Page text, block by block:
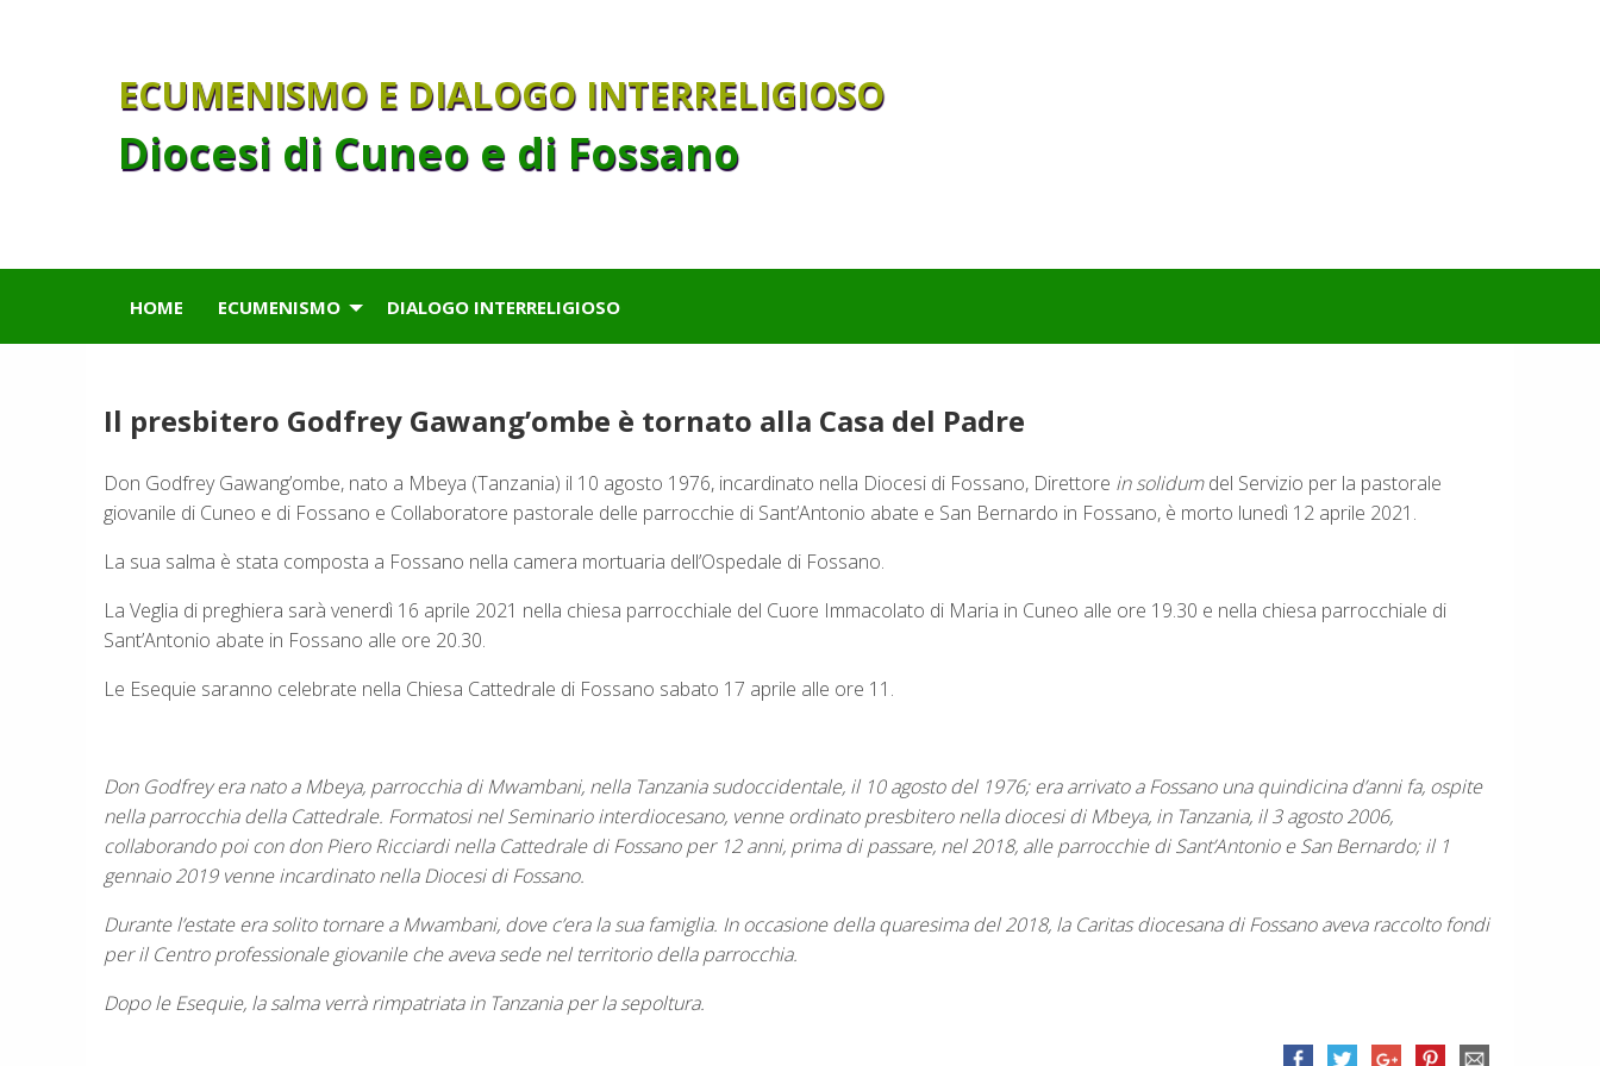
ECUMENISMO E DIALOGO INTERRELIGIOSO
Diocesi di Cuneo e di Fossano
HOME ECUMENISMO DIALOGO INTERRELIGIOSO
Il presbitero Godfrey Gawang’ombe è tornato alla Casa del Padre
Don Godfrey Gawang’ombe, nato a Mbeya (Tanzania) il 10 agosto 1976, incardinato nella Diocesi di Fossano, Direttore in solidumdel Servizio per la pastorale
giovanile di Cuneo e di Fossano e Collaboratore pastorale delle parrocchie di Sant’Antonio abate e San Bernardo in Fossano, è morto lunedì 12 aprile 2021.
La sua salma è stata composta a Fossano nella camera mortuaria dell’Ospedale di Fossano.
La Veglia di preghiera sarà venerdì 16 aprile 2021 nella chiesa parrocchiale del Cuore Immacolato di Maria in Cuneo alle ore 19.30 e nella chiesa parrocchiale di
Sant’Antonio abate in Fossano alle ore 20.30.
Le Esequie saranno celebrate nella Chiesa Cattedrale di Fossano sabato 17 aprile alle ore 11.
Don Godfrey era nato a Mbeya, parrocchia di Mwambani, nella Tanzania sudoccidentale, il 10 agosto del 1976; era arrivato a Fossano una quindicina d’anni fa, ospite
nella parrocchia della Cattedrale. Formatosi nel Seminario interdiocesano, venne ordinato presbitero nella diocesi di Mbeya, in Tanzania, il 3 agosto 2006,
collaborando poi con don Piero Ricciardi nella Cattedrale di Fossano per 12 anni, prima di passare, nel 2018, alle parrocchie di Sant’Antonio e San Bernardo; il 1
gennaio 2019 venne incardinato nella Diocesi di Fossano.
Durante l’estate era solito tornare a Mwambani, dove c’era la sua famiglia. In occasione della quaresima del 2018, la Caritas diocesana di Fossano aveva raccolto fondi
per il Centro professionale giovanile che aveva sede nel territorio della parrocchia.
Dopo le Esequie, la salma verrà rimpatriata in Tanzania per la sepoltura.